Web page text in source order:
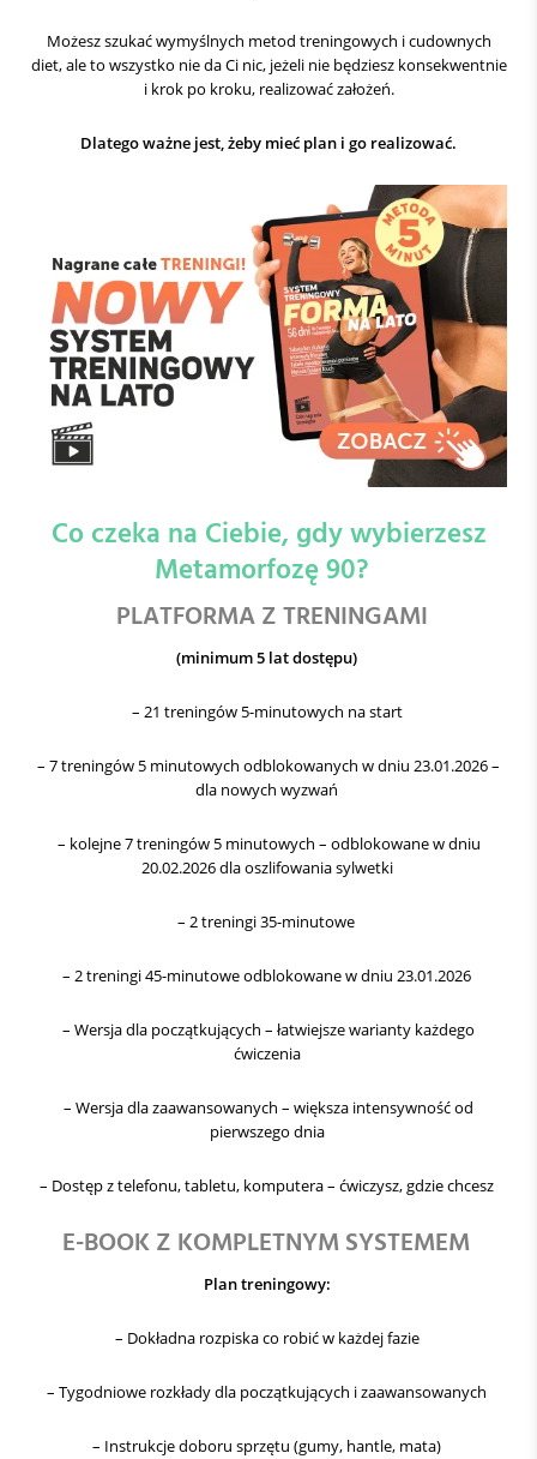
Możesz szukać wymyślnych metod treningowych i cudownych
diet, ale to wszystko nie da Ci nic, jeżeli nie będziesz konsekwentnie
i krok po kroku, realizować założeń.
Dlatego ważne jest, żeby mieć plan i go realizować.
Co czeka na Ciebie, gdy wybierzesz
Metamorfozę 90?
PLATFORMA Z TRENINGAMI
(minimum 5 lat dostępu)
– 21 treningów 5-minutowych na start
– 7 treningów 5 minutowych odblokowanych w dniu 23.01.2026 –
dla nowych wyzwań
– kolejne 7 treningów 5 minutowych – odblokowane w dniu
20.02.2026 dla oszlifowania sylwetki
– 2 treningi 35-minutowe
– 2 treningi 45-minutowe odblokowane w dniu 23.01.2026
– Wersja dla początkujących – łatwiejsze warianty każdego
ćwiczenia
– Wersja dla zaawansowanych – większa intensywność od
pierwszego dnia
– Dostęp z telefonu, tabletu, komputera – ćwiczysz, gdzie chcesz
E-BOOK Z KOMPLETNYM SYSTEMEM
Plan treningowy:
– Dokładna rozpiska co robić w każdej fazie
– Tygodniowe rozkłady dla początkujących i zaawansowanych
– Instrukcje doboru sprzętu (gumy, hantle, mata)